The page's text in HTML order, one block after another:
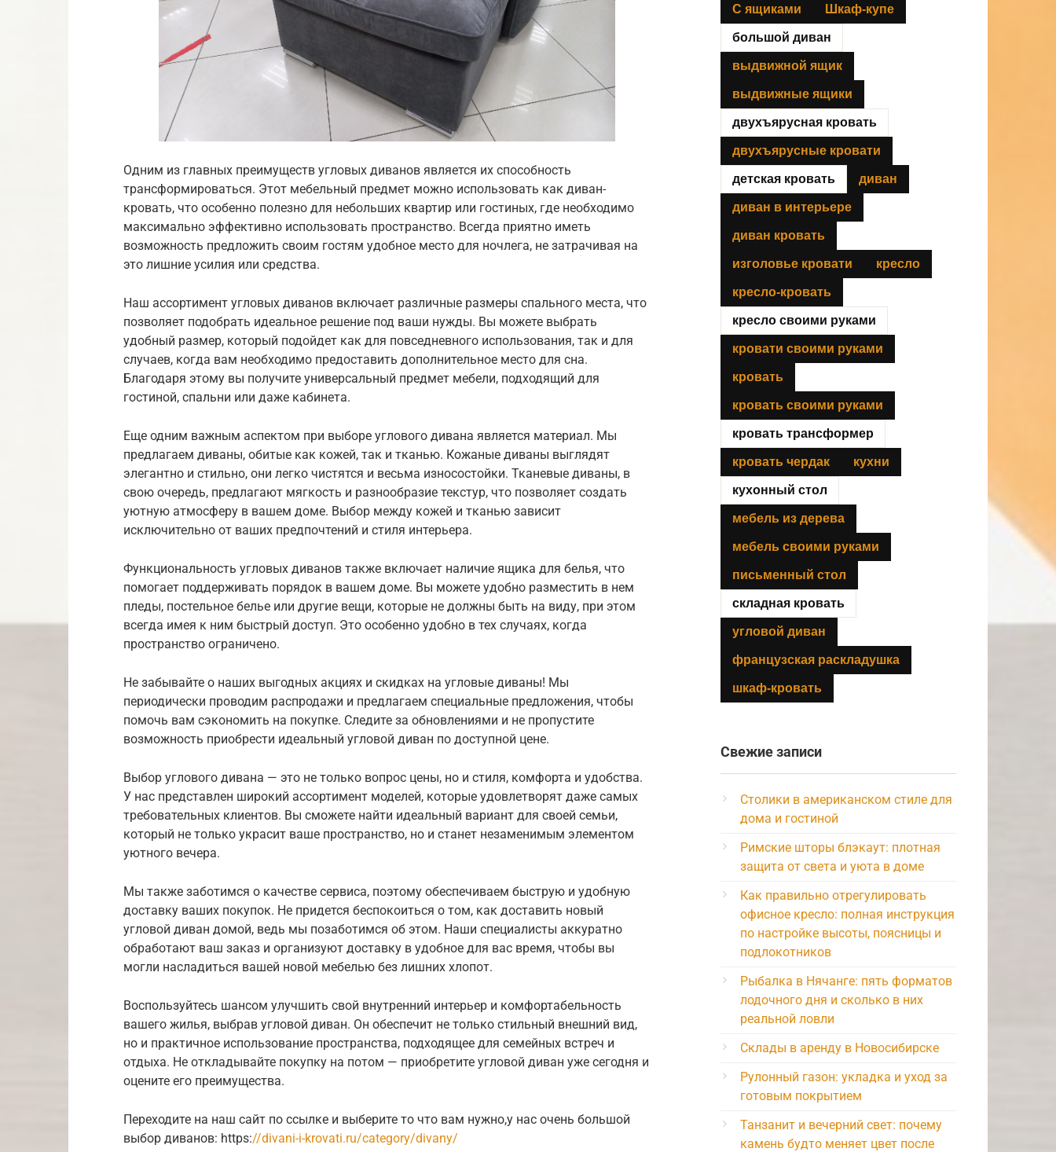
Одним из главных преимуществ угловых диванов является их способность
трансформироваться. Этот мебельный предмет можно использовать как диван-
кровать, что особенно полезно для небольших квартир или гостиных, где необходимо
максимально эффективно использовать пространство. Всегда приятно иметь
возможность предложить своим гостям удобное место для ночлега, не затрачивая на
это лишние усилия или средства.
Наш ассортимент угловых диванов включает различные размеры спального места, что
позволяет подобрать идеальное решение под ваши нужды. Вы можете выбрать
удобный размер, который подойдет как для повседневного использования, так и для
случаев, когда вам необходимо предоставить дополнительное место для сна.
Благодаря этому вы получите универсальный предмет мебели, подходящий для
гостиной, спальни или даже кабинета.
Еще одним важным аспектом при выборе углового дивана является материал. Мы
предлагаем диваны, обитые как кожей, так и тканью. Кожаные диваны выглядят
элегантно и стильно, они легко чистятся и весьма износостойки. Тканевые диваны, в
свою очередь, предлагают мягкость и разнообразие текстур, что позволяет создать
уютную атмосферу в вашем доме. Выбор между кожей и тканью зависит
исключительно от ваших предпочтений и стиля интерьера.
Функциональность угловых диванов также включает наличие ящика для белья, что
помогает поддерживать порядок в вашем доме. Вы можете удобно разместить в нем
пледы, постельное белье или другие вещи, которые не должны быть на виду, при этом
всегда имея к ним быстрый доступ. Это особенно удобно в тех случаях, когда
пространство ограничено.
Не забывайте о наших выгодных акциях и скидках на угловые диваны! Мы
периодически проводим распродажи и предлагаем специальные предложения, чтобы
помочь вам сэкономить на покупке. Следите за обновлениями и не пропустите
возможность приобрести идеальный угловой диван по доступной цене.
Выбор углового дивана — это не только вопрос цены, но и стиля, комфорта и удобства.
У нас представлен широкий ассортимент моделей, которые удовлетворят даже самых
требовательных клиентов. Вы сможете найти идеальный вариант для своей семьи,
который не только украсит ваше пространство, но и станет незаменимым элементом
уютного вечера.
Мы также заботимся о качестве сервиса, поэтому обеспечиваем быструю и удобную
доставку ваших покупок. Не придется беспокоиться о том, как доставить новый
угловой диван домой, ведь мы позаботимся об этом. Наши специалисты аккуратно
обработают ваш заказ и организуют доставку в удобное для вас время, чтобы вы
могли насладиться вашей новой мебелью без лишних хлопот.
Воспользуйтесь шансом улучшить свой внутренний интерьер и комфортабельность
вашего жилья, выбрав угловой диван. Он обеспечит не только стильный внешний вид,
но и практичное использование пространства, подходящее для семейных встреч и
отдыха. Не откладывайте покупку на потом — приобретите угловой диван уже сегодня и
оцените его преимущества.
Переходите на наш сайт по ссылке и выберите то что вам нужно,у нас очень большой
выбор диванов: https://divani-i-krovati.ru/category/divany/
С ящиками Шкаф-купе
большой диван
выдвижной ящик
выдвижные ящики
двухъярусная кровать
двухъярусные кровати
детская кровать диван
диван в интерьере
диван кровать
изголовье кровати кресло
кресло-кровать
кресло своими руками
кровати своими руками
кровать
кровать своими руками
кровать трансформер
кровать чердак кухни
кухонный стол
мебель из дерева
мебель своими руками
письменный стол
складная кровать
угловой диван
французская раскладушка
шкаф-кровать
Свежие записи
Столики в американском стиле для
дома и гостиной
Римские шторы блэкаут: плотная
защита от света и уюта в доме
Как правильно отрегулировать
офисное кресло: полная инструкция
по настройке высоты, поясницы и
подлокотников
Рыбалка в Нячанге: пять форматов
лодочного дня и сколько в них
реальной ловли
Склады в аренду в Новосибирске
Рулонный газон: укладка и уход за
готовым покрытием
Танзанит и вечерний свет: почему
камень будто меняет цвет после